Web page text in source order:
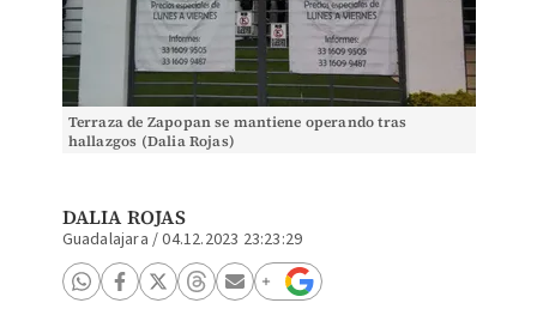
Terraza de Zapopan se mantiene operando tras
hallazgos (Dalia Rojas)
DALIA ROJAS
Guadalajara /04.12.2023 23:23:29